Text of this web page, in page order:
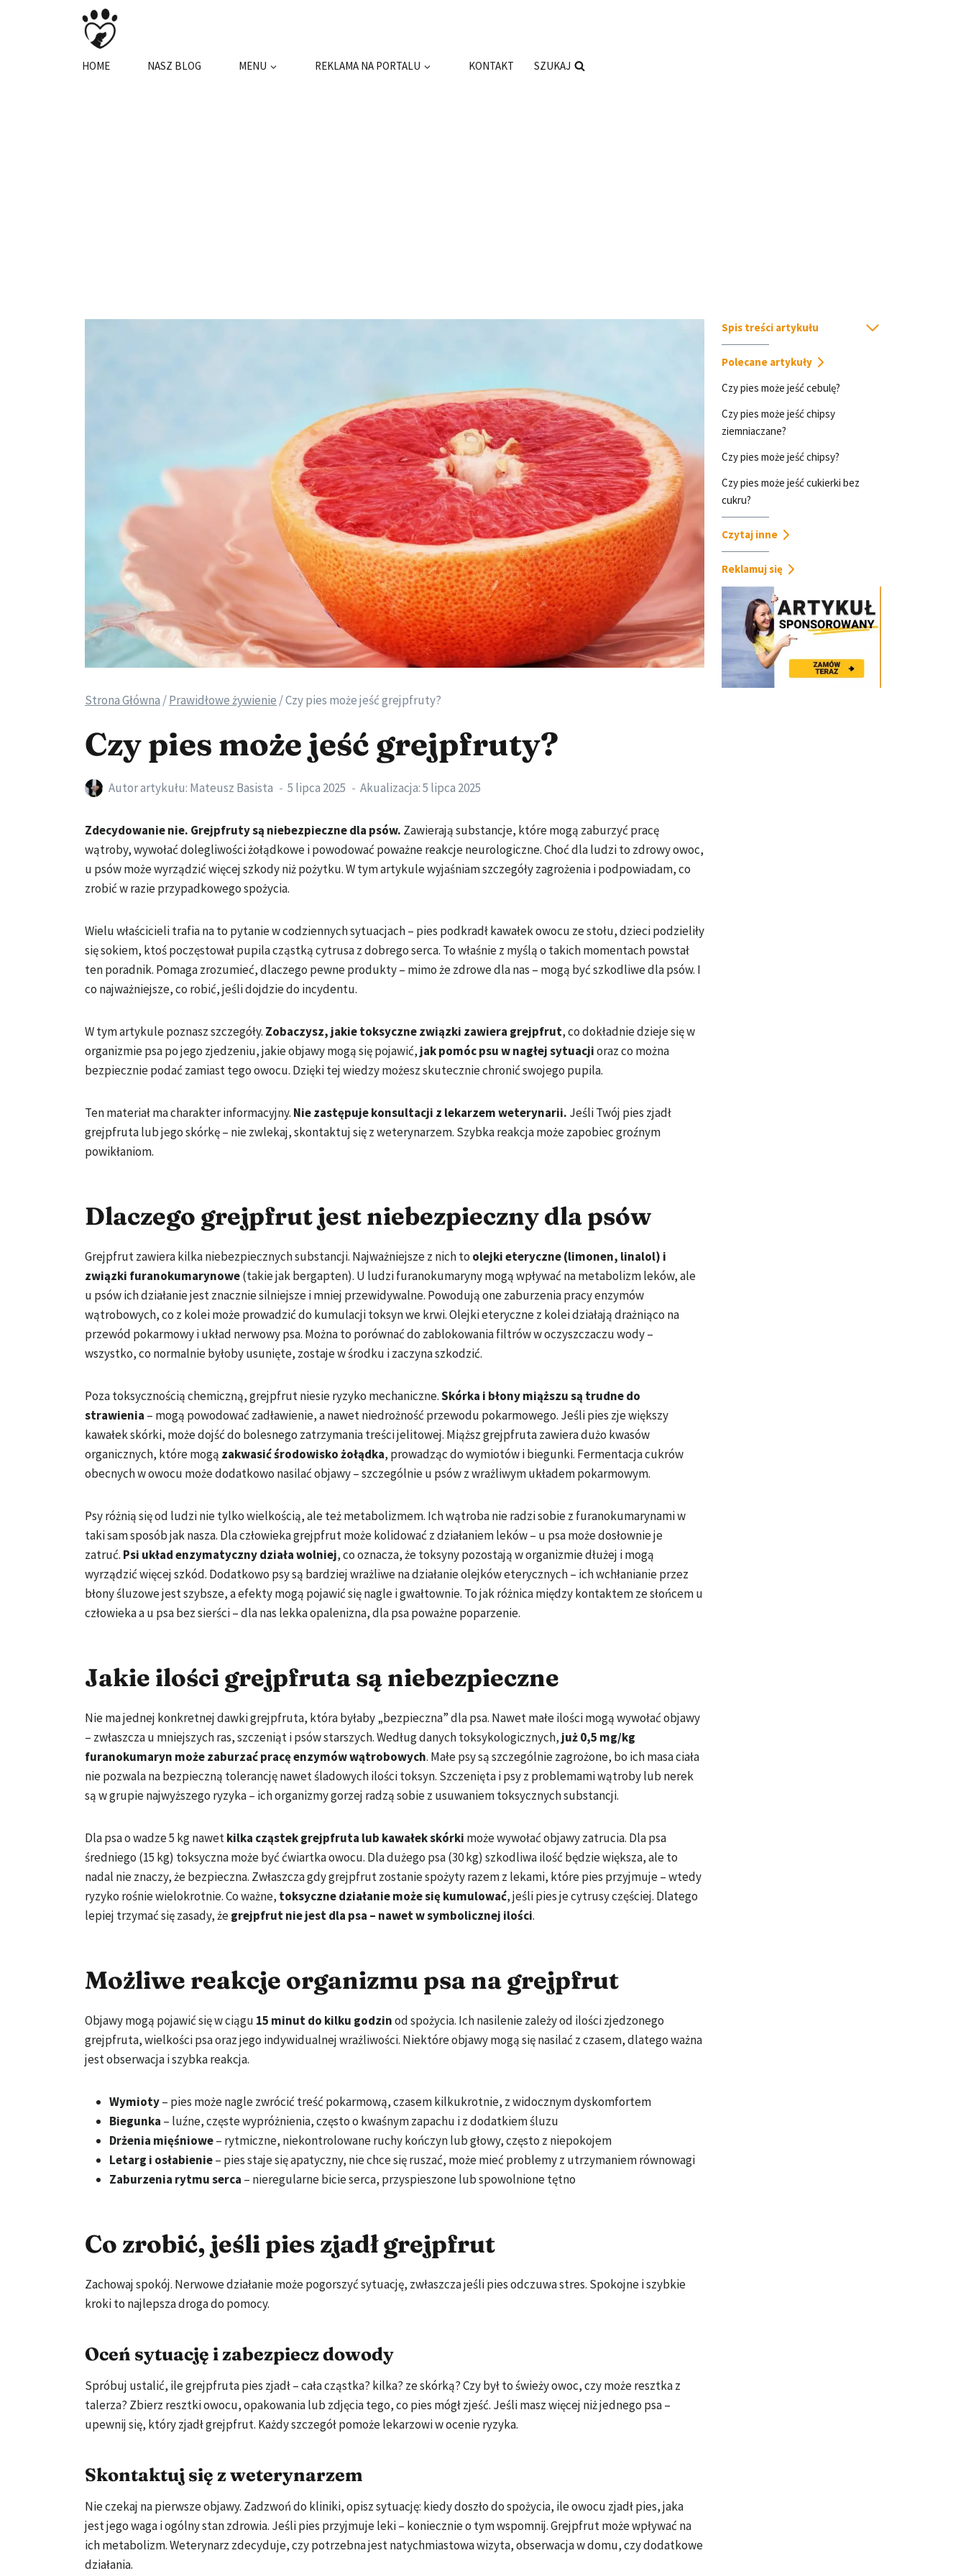
HOME NASZ BLOG MENU REKLAMA NA PORTALU KONTAKT SZUKAJ
Strona Główna /Prawidłowe żywienie /Czy pies może jeść grejpfruty?
Czy pies może jeść grejpfruty?
Autor artykułu: Mateusz Basista 5 lipca 2025 Akualizacja:5 lipca 2025
Zdecydowanie nie. Grejpfruty są niebezpieczne dla psów. Zawierają substancje, które mogą zaburzyć pracę
wątroby, wywołać dolegliwości żołądkowe i powodować poważne reakcje neurologiczne. Choć dla ludzi to zdrowy owoc,
u psów może wyrządzić więcej szkody niż pożytku. W tym artykule wyjaśniam szczegóły zagrożenia i podpowiadam, co
zrobić w razie przypadkowego spożycia.
Wielu właścicieli trafia na to pytanie w codziennych sytuacjach – pies podkradł kawałek owocu ze stołu, dzieci podzieliły
się sokiem, ktoś poczęstował pupila cząstką cytrusa z dobrego serca. To właśnie z myślą o takich momentach powstał
ten poradnik. Pomaga zrozumieć, dlaczego pewne produkty – mimo że zdrowe dla nas – mogą być szkodliwe dla psów. I
co najważniejsze, co robić, jeśli dojdzie do incydentu.
W tym artykule poznasz szczegóły. Zobaczysz, jakie toksyczne związki zawiera grejpfrut, co dokładnie dzieje się w
organizmie psa po jego zjedzeniu, jakie objawy mogą się pojawić, jak pomóc psu w nagłej sytuacjioraz co można
bezpiecznie podać zamiast tego owocu. Dzięki tej wiedzy możesz skutecznie chronić swojego pupila.
Ten materiał ma charakter informacyjny. Nie zastępuje konsultacji z lekarzem weterynarii. Jeśli Twój pies zjadł
grejpfruta lub jego skórkę – nie zwlekaj, skontaktuj się z weterynarzem. Szybka reakcja może zapobiec groźnym
powikłaniom.
Dlaczego grejpfrut jest niebezpieczny dla psów
Grejpfrut zawiera kilka niebezpiecznych substancji. Najważniejsze z nich to olejki eteryczne (limonen, linalol) i
związki furanokumarynowe(takie jak bergapten). U ludzi furanokumaryny mogą wpływać na metabolizm leków, ale
u psów ich działanie jest znacznie silniejsze i mniej przewidywalne. Powodują one zaburzenia pracy enzymów
wątrobowych, co z kolei może prowadzić do kumulacji toksyn we krwi. Olejki eteryczne z kolei działają drażniąco na
przewód pokarmowy i układ nerwowy psa. Można to porównać do zablokowania filtrów w oczyszczaczu wody –
wszystko, co normalnie byłoby usunięte, zostaje w środku i zaczyna szkodzić.
Poza toksycznością chemiczną, grejpfrut niesie ryzyko mechaniczne.Skórka i błony miąższu są trudne do
strawienia – mogą powodować zadławienie, a nawet niedrożność przewodu pokarmowego. Jeśli pies zje większy
kawałek skórki, może dojść do bolesnego zatrzymania treści jelitowej. Miąższ grejpfruta zawiera dużo kwasów
organicznych, które mogą zakwasić środowisko żołądka, prowadząc do wymiotów i biegunki. Fermentacja cukrów
obecnych w owocu może dodatkowo nasilać objawy – szczególnie u psów z wrażliwym układem pokarmowym.
Psy różnią się od ludzi nie tylko wielkością, ale też metabolizmem. Ich wątroba nie radzi sobie z furanokumarynami w
taki sam sposób jak nasza. Dla człowieka grejpfrut może kolidować z działaniem leków – u psa może dosłownie je
zatruć. Psi układ enzymatyczny działa wolniej, co oznacza, że toksyny pozostają w organizmie dłużej i mogą
wyrządzić więcej szkód. Dodatkowo psy są bardziej wrażliwe na działanie olejków eterycznych – ich wchłanianie przez
błony śluzowe jest szybsze, a efekty mogą pojawić się nagle i gwałtownie. To jak różnica między kontaktem ze słońcem u
człowieka a u psa bez sierści – dla nas lekka opalenizna, dla psa poważne poparzenie.
Jakie ilości grejpfruta są niebezpieczne
Nie ma jednej konkretnej dawki grejpfruta, która byłaby „bezpieczna” dla psa. Nawet małe ilości mogą wywołać objawy
– zwłaszcza u mniejszych ras, szczeniąt i psów starszych. Według danych toksykologicznych, już 0,5 mg/kg
furanokumaryn może zaburzać pracę enzymów wątrobowych. Małe psy są szczególnie zagrożone, bo ich masa ciała
nie pozwala na bezpieczną tolerancję nawet śladowych ilości toksyn. Szczenięta i psy z problemami wątroby lub nerek
są w grupie najwyższego ryzyka – ich organizmy gorzej radzą sobie z usuwaniem toksycznych substancji.
Dla psa o wadze 5 kg nawetkilka cząstek grejpfruta lub kawałek skórki może wywołać objawy zatrucia. Dla psa
średniego (15 kg) toksyczna może być ćwiartka owocu. Dla dużego psa (30 kg) szkodliwa ilość będzie większa, ale to
nadal nie znaczy, że bezpieczna. Zwłaszcza gdy grejpfrut zostanie spożyty razem z lekami, które pies przyjmuje – wtedy
ryzyko rośnie wielokrotnie. Co ważne, toksyczne działanie może się kumulować, jeśli pies je cytrusy częściej. Dlatego
lepiej trzymać się zasady, żegrejpfrut nie jest dla psa – nawet w symbolicznej ilości.
Możliwe reakcje organizmu psa na grejpfrut
Objawy mogą pojawić się w ciągu 15 minut do kilku godzinod spożycia. Ich nasilenie zależy od ilości zjedzonego
grejpfruta, wielkości psa oraz jego indywidualnej wrażliwości. Niektóre objawy mogą się nasilać z czasem, dlatego ważna
jest obserwacja i szybka reakcja.
Wymioty– pies może nagle zwrócić treść pokarmową, czasem kilkukrotnie, z widocznym dyskomfortem
Biegunka – luźne, częste wypróżnienia, często o kwaśnym zapachu i z dodatkiem śluzu
Drżenia mięśniowe– rytmiczne, niekontrolowane ruchy kończyn lub głowy, często z niepokojem
Letarg i osłabienie– pies staje się apatyczny, nie chce się ruszać, może mieć problemy z utrzymaniem równowagi
Zaburzenia rytmu serca – nieregularne bicie serca, przyspieszone lub spowolnione tętno
Co zrobić, jeśli pies zjadł grejpfrut
Zachowaj spokój. Nerwowe działanie może pogorszyć sytuację, zwłaszcza jeśli pies odczuwa stres. Spokojne i szybkie
kroki to najlepsza droga do pomocy.
Oceń sytuację i zabezpiecz dowody
Spróbuj ustalić, ile grejpfruta pies zjadł – cała cząstka? kilka? ze skórką? Czy był to świeży owoc, czy może resztka z
talerza? Zbierz resztki owocu, opakowania lub zdjęcia tego, co pies mógł zjeść. Jeśli masz więcej niż jednego psa –
upewnij się, który zjadł grejpfrut. Każdy szczegół pomoże lekarzowi w ocenie ryzyka.
Skontaktuj się z weterynarzem
Nie czekaj na pierwsze objawy. Zadzwoń do kliniki, opisz sytuację: kiedy doszło do spożycia, ile owocu zjadł pies, jaka
jest jego waga i ogólny stan zdrowia. Jeśli pies przyjmuje leki – koniecznie o tym wspomnij. Grejpfrut może wpływać na
ich metabolizm. Weterynarz zdecyduje, czy potrzebna jest natychmiastowa wizyta, obserwacja w domu, czy dodatkowe
działania.
Spis treści artykułu
Polecane artykuły
Czy pies może jeść cebulę?
Czy pies może jeść chipsy
ziemniaczane?
Czy pies może jeść chipsy?
Czy pies może jeść cukierki bez
cukru?
Czytaj inne
Reklamuj się